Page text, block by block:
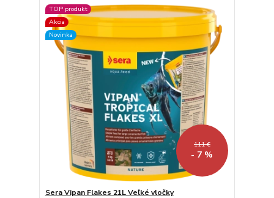
TOP produkt
Akcia
Novinka
111 €
- 7 %
Sera Vipan Flakes 21L Veľké vločky